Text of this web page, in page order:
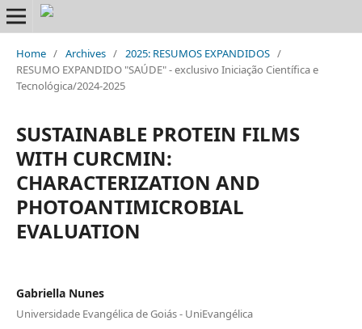
Home / Archives / 2025: RESUMOS EXPANDIDOS /
RESUMO EXPANDIDO "SAÚDE" - exclusivo Iniciação Científica e
Tecnológica/2024-2025
SUSTAINABLE PROTEIN FILMS
WITH CURCMIN:
CHARACTERIZATION AND
PHOTOANTIMICROBIAL
EVALUATION
Gabriella Nunes
Universidade Evangélica de Goiás - UniEvangélica